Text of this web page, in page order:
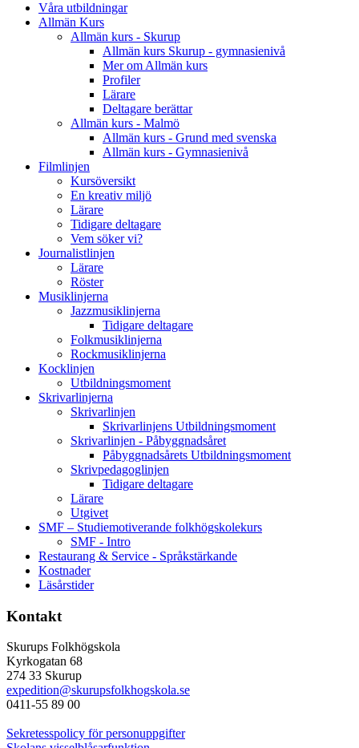
Våra utbildningar
Allmän Kurs
Allmän kurs - Skurup
Allmän kurs Skurup - gymnasienivå
Mer om Allmän kurs
Profiler
Lärare
Deltagare berättar
Allmän kurs - Malmö
Allmän kurs - Grund med svenska
Allmän kurs - Gymnasienivå
Filmlinjen
Kursöversikt
En kreativ miljö
Lärare
Tidigare deltagare
Vem söker vi?
Journalistlinjen
Lärare
Röster
Musiklinjerna
Jazzmusiklinjerna
Tidigare deltagare
Folkmusiklinjerna
Rockmusiklinjerna
Kocklinjen
Utbildningsmoment
Skrivarlinjerna
Skrivarlinjen
Skrivarlinjens Utbildningsmoment
Skrivarlinjen - Påbyggnadsåret
Påbyggnadsårets Utbildningsmoment
Skrivpedagoglinjen
Tidigare deltagare
Lärare
Utgivet
SMF – Studiemotiverande folkhögskolekurs
SMF - Intro
Restaurang & Service - Språkstärkande
Kostnader
Läsårstider
Kontakt
Skurups Folkhögskola
Kyrkogatan 68
274 33 Skurup
expedition@skurupsfolkhogskola.se
0411-55 89 00
Sekretesspolicy för personuppgifter